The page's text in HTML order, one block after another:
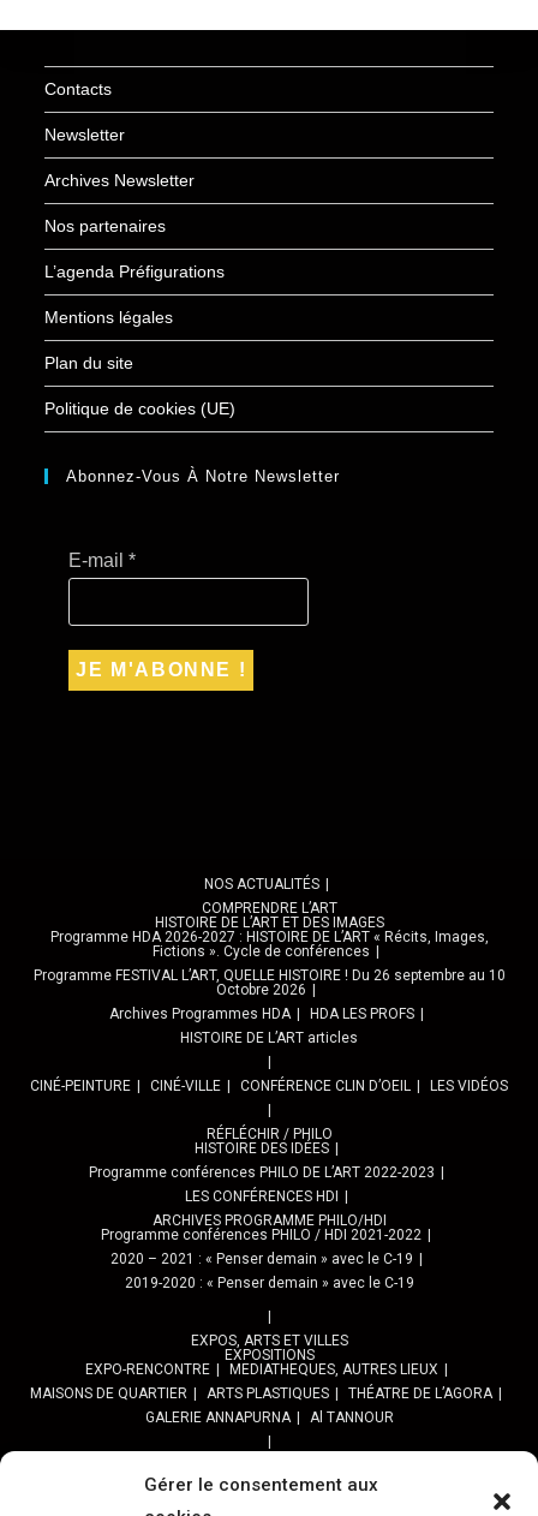
Gérer le consentement aux
Contacts
Newsletter
Archives Newsletter
Nos partenaires
L’agenda Préfigurations
Mentions légales
Plan du site
Politique de cookies (UE)
Abonnez-Vous À Notre Newsletter
E-mail*
NOS ACTUALITÉS
COMPRENDRE L’ART
HISTOIRE DE L’ART ET DES IMAGES
Programme HDA 2026-2027 : HISTOIRE DE L’ART « Récits, Images,
Fictions ». Cycle de conférences
Programme FESTIVAL L’ART, QUELLE HISTOIRE ! Du 26 septembre au 10
Octobre 2026
Archives Programmes HDA
HDA LES PROFS
HISTOIRE DE L’ART articles
CINÉ-PEINTURE CINÉ-VILLE CONFÉRENCE CLIN D’OEIL LES VIDÉOS
RÉFLÉCHIR / PHILO
HISTOIRE DES IDÉES
Programme conférences PHILO DE L’ART 2022-2023
LES CONFÉRENCES HDI
ARCHIVES PROGRAMME PHILO/HDI
Programme conférences PHILO / HDI 2021-2022
2020 – 2021 : « Penser demain » avec le C-19
2019-2020 : « Penser demain » avec le C-19
EXPOS, ARTS ET VILLES
EXPOSITIONS
EXPO-RENCONTRE
MEDIATHEQUES, AUTRES LIEUX
MAISONS DE QUARTIER
ARTS PLASTIQUES
THÉATRE DE L’AGORA
GALERIE ANNAPURNA
Al TANNOUR
PPROGRAMME DES BALADES URBAINES 2025